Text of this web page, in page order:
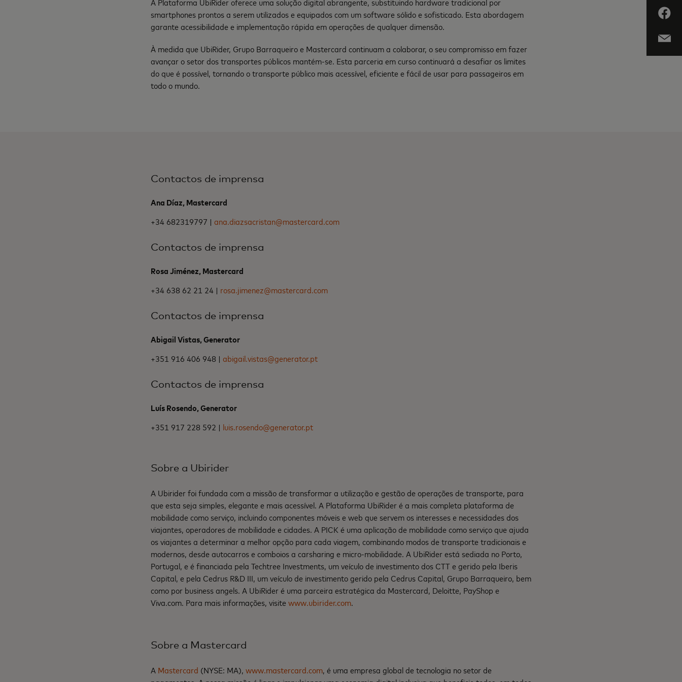
smartphones prontos a serem utilizados e equipados com um software sólido e sofisticado. Esta abordagem
garante acessibilidade e implementação rápida em operações de qualquer dimensão.
À medida que UbiRider, Grupo Barraqueiro e Mastercard continuam a colaborar, o seu compromisso em fazer
avançar o setor dos transportes públicos mantém-se. Esta parceria em curso continuará a desafiar os limites
do que é possível, tornando o transporte público mais acessível, eficiente e fácil de usar para passageiros em
todo o mundo.
Contactos de imprensa
Ana Díaz, Mastercard
+34 682319797 | ana.diazsacristan@mastercard.com
Contactos de imprensa
Rosa Jiménez, Mastercard
+34 638 62 21 24 | rosa.jimenez@mastercard.com
Contactos de imprensa
Abigail Vistas, Generator
+351 916 406 948 | abigail.vistas@generator.pt
Contactos de imprensa
Luís Rosendo, Generator
+351 917 228 592 | luis.rosendo@generator.pt
Sobre a Ubirider
A Ubirider foi fundada com a missão de transformar a utilização e gestão de operações de transporte, para
que esta seja simples, elegante e mais acessível. A Plataforma UbiRider é a mais completa plataforma de
mobilidade como serviço, incluindo componentes móveis e web que servem os interesses e necessidades dos
viajantes, operadores de mobilidade e cidades. A PICK é uma aplicação de mobilidade como serviço que ajuda
os viajantes a determinar a melhor opção para cada viagem, combinando modos de transporte tradicionais e
modernos, desde autocarros e comboios a carsharing e micro-mobilidade. A UbiRider está sediada no Porto,
Portugal, e é financiada pela Techtree Investments, um veículo de investimento dos CTT e gerido pela Iberis
Capital, e pela Cedrus R&D III, um veículo de investimento gerido pela Cedrus Capital, Grupo Barraqueiro, bem
como por business angels. A UbiRider é uma parceira estratégica da Mastercard, Deloitte, PayShop e
Viva.com. Para mais informações, visitewww.ubirider.com.
Sobre a Mastercard
A Mastercard (NYSE: MA), www.mastercard.com, é uma empresa global de tecnologia no setor de